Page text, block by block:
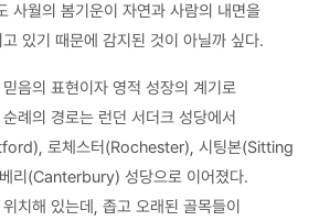
사월의 봄기운이 자연과 사람의 내면을
있기 때문에 감지된 것이 아닐까 싶다.
음의 표현이자 영적 성장의 계기로
례의 경로는 런던 서더크 성당에서
로체스터(Rochester), 시팅본(Sitting
리(Canterbury) 성당으로 이어졌다.
치해 있는데, 좁고 오래된 골목들이